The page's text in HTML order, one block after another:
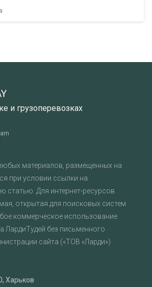
и грузоперевозках
материалов, размещенных на
при условии ссылки на
статью. Для интернет-ресурсов
открытая для поисковых систем
коммерческое использование
ЛардиТудей без письменного
сайта («ТОВ «Ларди»)
Харьков